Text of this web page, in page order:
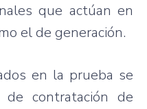
que actúan en
el de generación.
en la prueba se
de contratación de